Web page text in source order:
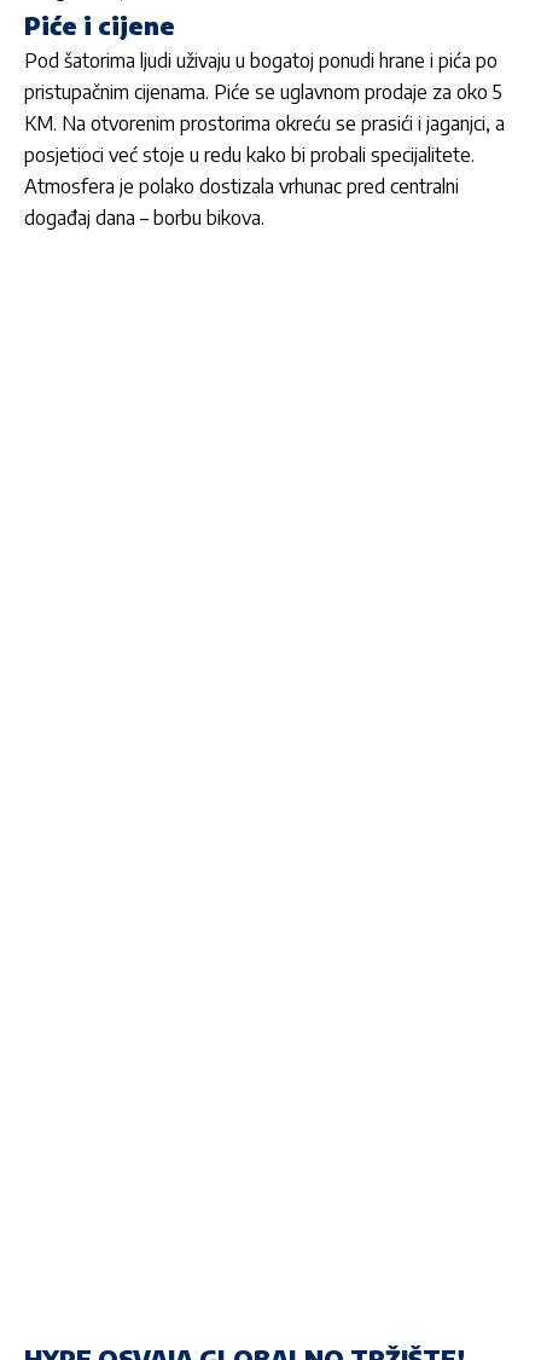
Piće i cijene
Pod šatorima ljudi uživaju u bogatoj ponudi hrane i pića po
pristupačnim cijenama. Piće se uglavnom prodaje za oko 5
KM. Na otvorenim prostorima okreću se prasići i jaganjci, a
posjetioci već stoje u redu kako bi probali specijalitete.
Atmosfera je polako dostizala vrhunac pred centralni
događaj dana – borbu bikova.